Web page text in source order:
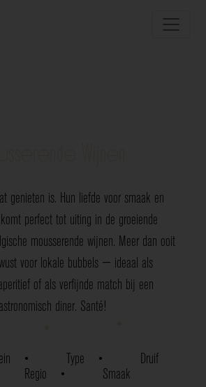
genieten is. Hun liefde voor smaak en
perfect tot uiting in de groeiende
mousserende wijnen. Meer dan ooit
voor lokale bubbels — ideaal als
of als verfijnde match bij een
diner. Santé!
Type
Druif
Regio
Smaak